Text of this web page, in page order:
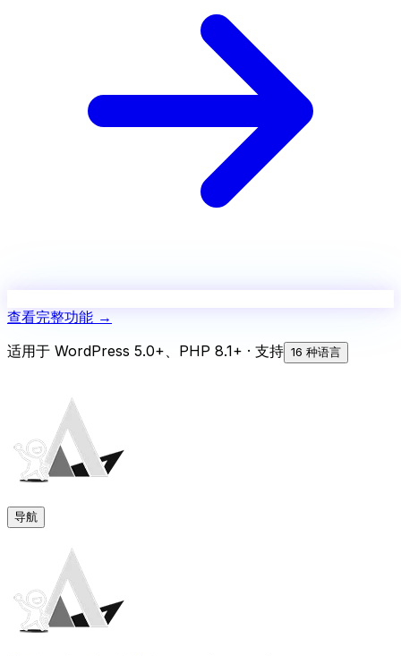
查看完整功能 →
适用于 WordPress 5.0+、PHP 8.1+ · 支持 16 种语言
导航